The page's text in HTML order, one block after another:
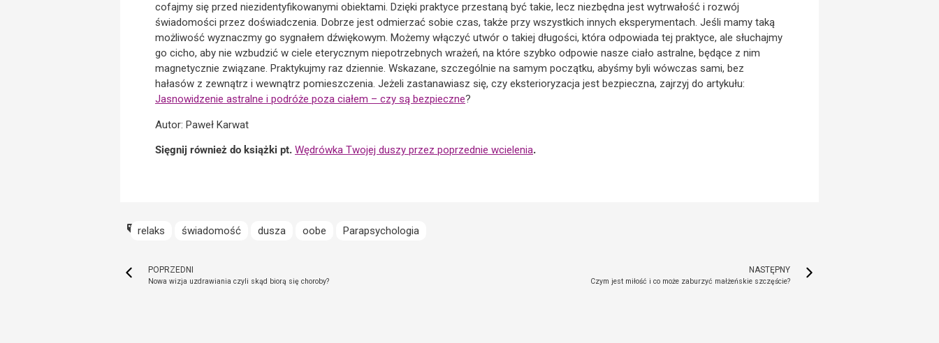
cofajmy się przed niezidentyfikowanymi obiektami. Dzięki praktyce przestaną być takie, lecz niezbędna jest wytrwałość i rozwój
świadomości przez doświadczenia. Dobrze jest odmierzać sobie czas, także przy wszystkich innych eksperymentach. Jeśli mamy taką
możliwość wyznaczmy go sygnałem dźwiękowym. Możemy włączyć utwór o takiej długości, która odpowiada tej praktyce, ale słuchajmy
go cicho, aby nie wzbudzić w ciele eterycznym niepotrzebnych wrażeń, na które szybko odpowie nasze ciało astralne, będące z nim
magnetycznie związane. Praktykujmy raz dziennie. Wskazane, szczególnie na samym początku, abyśmy byli wówczas sami, bez
hałasów z zewnątrz i wewnątrz pomieszczenia. Jeżeli zastanawiasz się, czy eksterioryzacja jest bezpieczna, zajrzyj do artykułu:
Jasnowidzenie astralne i podróże poza ciałem – czy są bezpieczne?
Autor: Paweł Karwat
Sięgnij również do książki pt. Wędrówka Twojej duszy przez poprzednie wcielenia.
relaks świadomość dusza oobe Parapsychologia
POPRZEDNI
Nowa wizja uzdrawiania czyli skąd biorą się choroby?
NASTĘPNY
Czym jest miłość i co może zaburzyć małżeńskie szczęście?